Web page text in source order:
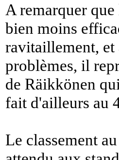
A remarquer
bien moins
ravitaillement, et
problèmes, il
de Räikkönen
fait d'ailleurs au
Le classement